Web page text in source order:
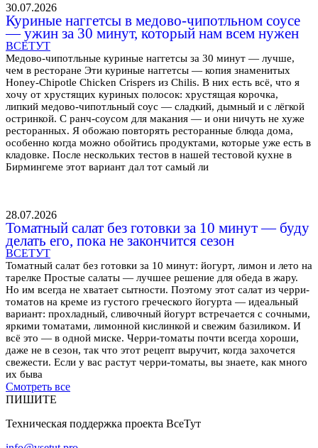
30.07.2026
Куриные наггетсы в медово-чипотльном соусе
— ужин за 30 минут, который нам всем нужен
ВСЕТУТ
Медово-чипотльные куриные наггетсы за 30 минут — лучше,
чем в ресторане Эти куриные наггетсы — копия знаменитых
Honey-Chipotle Chicken Crispers из Chilis. В них есть всё, что я
хочу от хрустящих куриных полосок: хрустящая корочка,
липкий медово-чипотльный соус — сладкий, дымный и с лёгкой
остринкой. С ранч-соусом для макания — и они ничуть не хуже
ресторанных. Я обожаю повторять ресторанные блюда дома,
особенно когда можно обойтись продуктами, которые уже есть в
кладовке. После нескольких тестов в нашей тестовой кухне в
Бирмингеме этот вариант дал тот самый ли
28.07.2026
Томатный салат без готовки за 10 минут — буду
делать его, пока не закончится сезон
ВСЕТУТ
Томатный салат без готовки за 10 минут: йогурт, лимон и лето на
тарелке Простые салаты — лучшее решение для обеда в жару.
Но им всегда не хватает сытности. Поэтому этот салат из черри-
томатов на креме из густого греческого йогурта — идеальный
вариант: прохладный, сливочный йогурт встречается с сочными,
яркими томатами, лимонной кислинкой и свежим базиликом. И
всё это — в одной миске. Черри-томаты почти всегда хороши,
даже не в сезон, так что этот рецепт выручит, когда захочется
свежести. Если у вас растут черри-томаты, вы знаете, как много
их быва
Смотреть все
ПИШИТЕ
Техническая поддержка проекта ВсеТут